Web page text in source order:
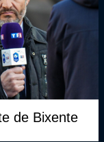
de Bixente